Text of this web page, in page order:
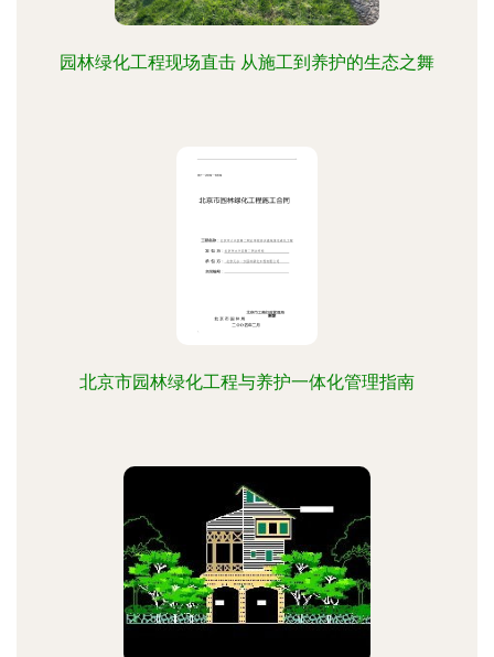
园林绿化工程现场直击 从施工到养护的生态之舞
北京市园林绿化工程与养护一体化管理指南